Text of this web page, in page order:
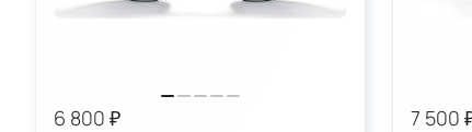
6 800 ₽ 7 500